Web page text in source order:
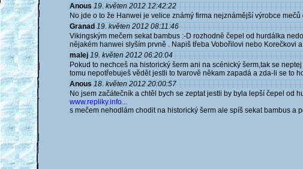
Anous 19. květen 2012 12:42:22
No jde o to že Hanwei je velice známý firma nejznámější výrobce
Granad 19. květen 2012 08:11:46
Vikingským mečem sekat bambus :-D rozhodně čepel od hurdálka
nějakém hanwei slyším prvně . Napiš třeba Vobořilovi nebo Korečkovi
malej 19. květen 2012 06:20:04
Pokud to nechceš na historický šerm ani na scénický šerm,tak se
tomu nepotřebuješ vědět jestli to tvarově někam zapadá a zda-li se to
Anous 18. květen 2012 20:00:57
No jsem začátečník a chtěl bych se zeptat jestli by byla lepší čepel od
www.repliky.info...
s mečem nehodlám chodit na historický šerm ale spíš sekat bambus a